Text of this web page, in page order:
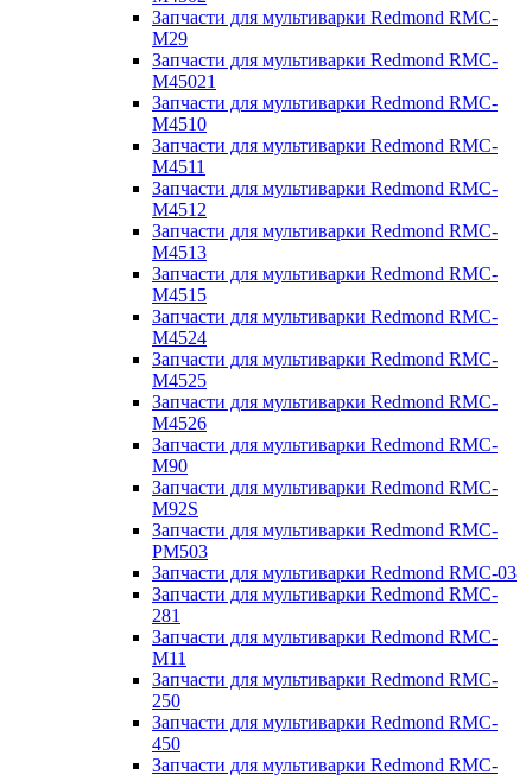
Запчасти для мультиварки Redmond RMC-
M29
Запчасти для мультиварки Redmond RMC-
M45021
Запчасти для мультиварки Redmond RMC-
M4510
Запчасти для мультиварки Redmond RMC-
M4511
Запчасти для мультиварки Redmond RMC-
M4512
Запчасти для мультиварки Redmond RMC-
M4513
Запчасти для мультиварки Redmond RMC-
M4515
Запчасти для мультиварки Redmond RMC-
M4524
Запчасти для мультиварки Redmond RMC-
M4525
Запчасти для мультиварки Redmond RMC-
M4526
Запчасти для мультиварки Redmond RMC-
M90
Запчасти для мультиварки Redmond RMC-
M92S
Запчасти для мультиварки Redmond RMC-
PM503
Запчасти для мультиварки Redmond RMC-03
Запчасти для мультиварки Redmond RMC-
281
Запчасти для мультиварки Redmond RMC-
M11
Запчасти для мультиварки Redmond RMC-
250
Запчасти для мультиварки Redmond RMC-
450
Запчасти для мультиварки Redmond RMC-